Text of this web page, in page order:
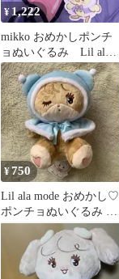
¥ 1,222
mikko おめかしポンチ
ョぬいぐるみ Lil ala
mode パフ
¥750
Lil ala mode おめかし♡
ポンチョぬいぐるみ ラ
テ mikko